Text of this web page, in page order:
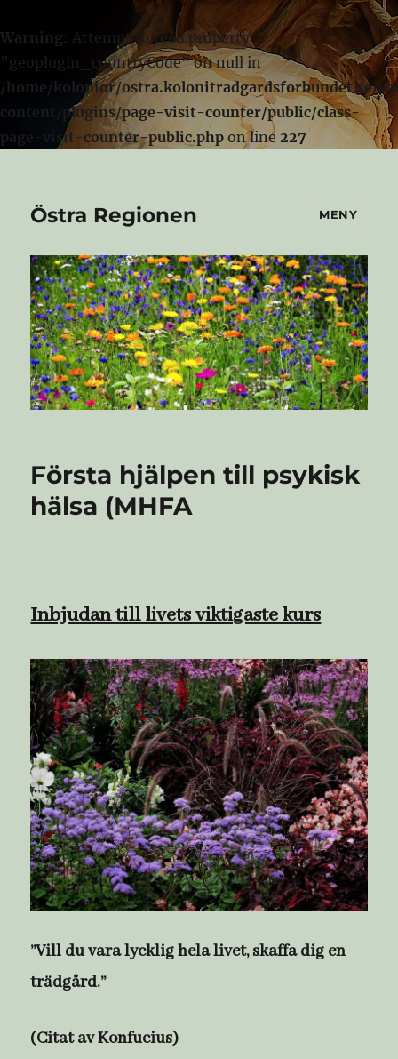
Warning : Attempt to read property
"geoplugin_countryCode" on null in
/home/kolonior/ostra.kolonitradgardsforbundet.se/
content/plugins/page-visit-counter/public/class-
page-visit-counter-public.php on line 227
Östra Regionen MENY
Första hjälpen till psykisk
hälsa (MHFA
Inbjudan till livets viktigaste kurs
”Vill du vara lycklig hela livet, skaffa dig en
trädgård.”
(Citat av Konfucius)